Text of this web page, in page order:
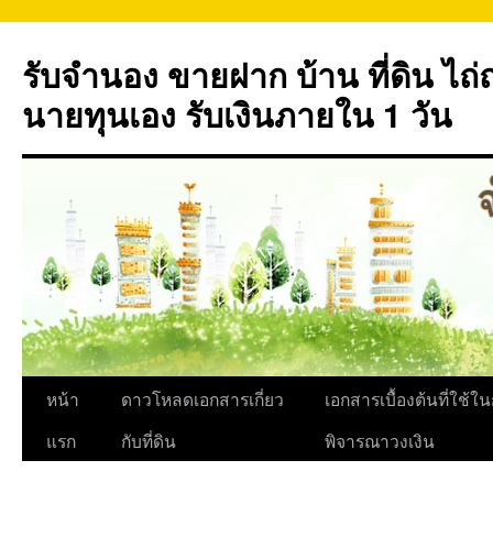
ยัง
เนื้อหา
รับจำนอง ขายฝาก บ้าน ที่ดิน ไ
นายทุนเอง รับเงินภายใน 1 วัน
หน้า
แรก
ดาวโหลดเอกสารเกี่ยว
กับที่ดิน
เอกสารเบื้องต้นที่ใช้ใ
พิจารณาวงเงิน